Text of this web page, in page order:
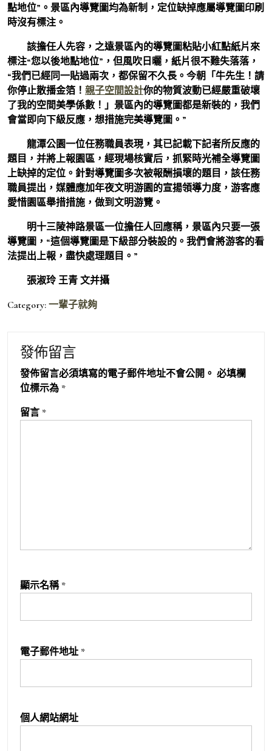
點地位”。景區內導覽圖均為新制，定位缺掉應屬導覽圖印刷
時沒有標注。
該擔任人先容，之遠景區內的導覽圖粘貼小紅點紙片來
標注“您以後地點地位”，但風吹日曬，紙片很不難失落落，
“我們已經同一貼過兩次，都保留不久長。今朝「牛先生！請
你停止散播金箔！ 親子空間設計你的物質波動已經嚴重破壞
了我的空間美學係數！」景區內的導覽圖都是新裝的，我們
會當即向下級反應，想措施完美導覽圖。”
龍潭公園一位任務職員表現，其已記載下記者所反應的
題目，并將上報園區，經現場核實后，抓緊時光補全導覽圖
上缺掉的定位。針對導覽圖多次被報酬損壞的題目，該任務
職員提出，媒體應加年夜文明游園的宣揚領導力度，游客應
愛惜園區舉措措施，做到文明游覽。
明十三陵神路景區一位擔任人回應稱，景區內只要一張
導覽圖，“這個導覽圖是下級部分裝設的。我們會將游客的看
法提出上報，盡快處理題目。”
張淑玲 王青 文并攝
Category: 一輩子就夠
發佈留言
發佈留言必須填寫的電子郵件地址不會公開。 必填欄
位標示為 *
留言 *
顯示名稱 *
電子郵件地址 *
個人網站網址